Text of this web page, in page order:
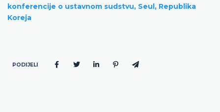
konferencije o ustavnom sudstvu, Seul, Republika
Koreja
PODIJELI